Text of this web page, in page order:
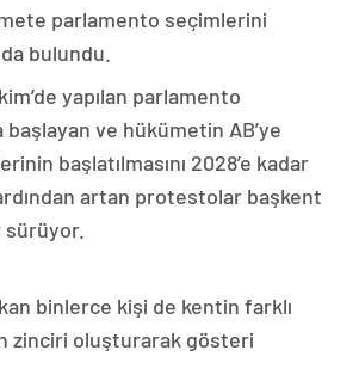
parlamento seçimlerini
bulundu.
yapılan parlamento
ve hükümetin AB’ye
başlatılmasını 2028’e kadar
ardından artan protestolar başkent
sürüyor.
binlerce kişi de kentin farklı
zinciri oluşturarak gösteri